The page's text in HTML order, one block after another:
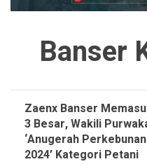
Banser
Zaenx Banser
3 Besar, Wakili
‘Anugerah
2024’ Kategori Petani